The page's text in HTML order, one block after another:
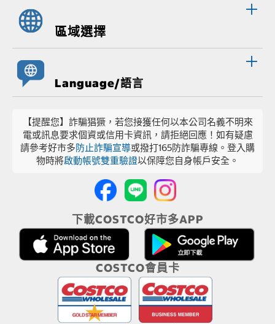
區域選擇
Language/語言
【提醒您】詐騙猖獗，若您接獲任何以本公司名義不明來
電或訊息要求個資或信用卡資訊，請拒絕回應！如有疑慮
請參考好市多防止詐騙宣導或撥打165防詐騙專線。登入購
物時將啟動帳號雙重驗證以保障您自身帳戶安全。
下載COSTCO好市多APP
COSTCO會員卡